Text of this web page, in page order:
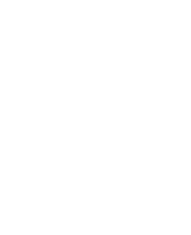
en rijdt
langere
u voor 2 sets (4
3 maanden na